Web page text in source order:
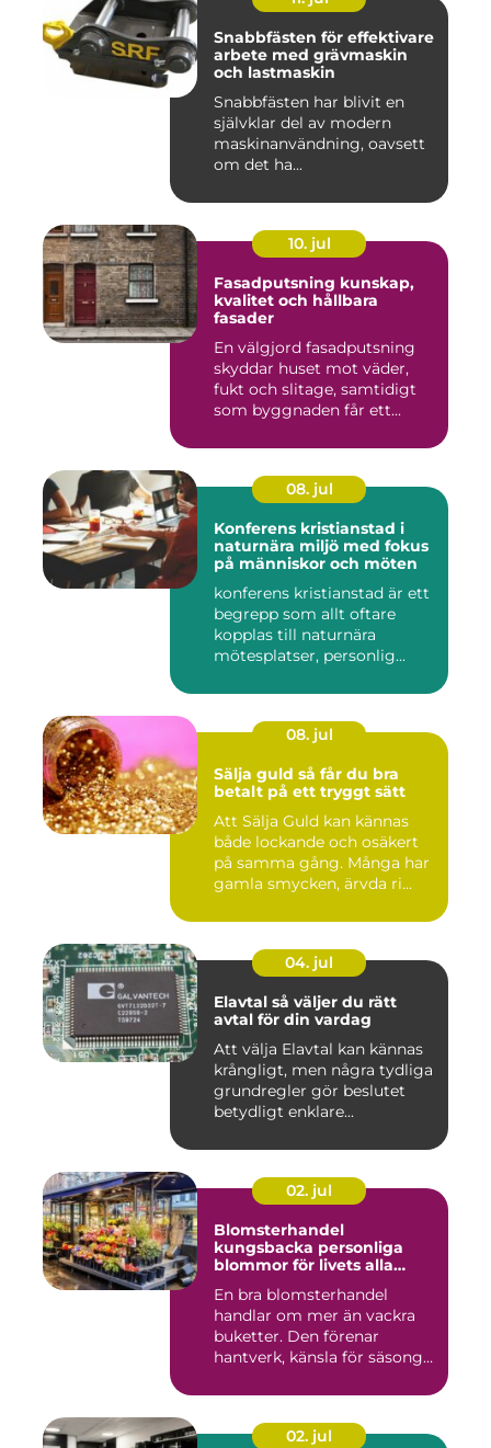
Snabbfästen för effektivare
arbete med grävmaskin
och lastmaskin
Snabbfästen har blivit en
självklar del av modern
maskinanvändning, oavsett
om det ha...
10. jul
Fasadputsning kunskap,
kvalitet och hållbara
fasader
En välgjord fasadputsning
skyddar huset mot väder,
fukt och slitage, samtidigt
som byggnaden får ett...
08. jul
Konferens kristianstad i
naturnära miljö med fokus
på människor och möten
konferens kristianstad är ett
begrepp som allt oftare
kopplas till naturnära
mötesplatser, personlig...
08. jul
Sälja guld så får du bra
betalt på ett tryggt sätt
Att Sälja Guld kan kännas
både lockande och osäkert
på samma gång. Många har
gamla smycken, ärvda ri...
04. jul
Elavtal så väljer du rätt
avtal för din vardag
Att välja Elavtal kan kännas
krångligt, men några tydliga
grundregler gör beslutet
betydligt enklare...
02. jul
Blomsterhandel
kungsbacka personliga
blommor för livets alla
En bra blomsterhandel
handlar om mer än vackra
buketter. Den förenar
hantverk, känsla för säsong
02. jul